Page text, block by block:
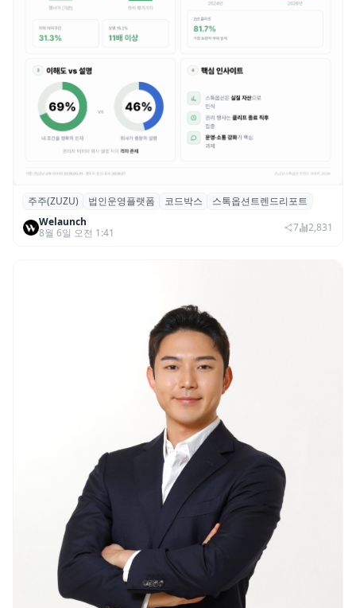
스톡옵션 취소율 2년 만에 18.2%→31.3%…
권리 발생 즉시 행사 비중도 급증
주주(ZUZU) 법인운영플랫폼 코드박스
스톡옵션트렌드리포트
Welaunch
8월 6일 오전 1:41
7 2,831